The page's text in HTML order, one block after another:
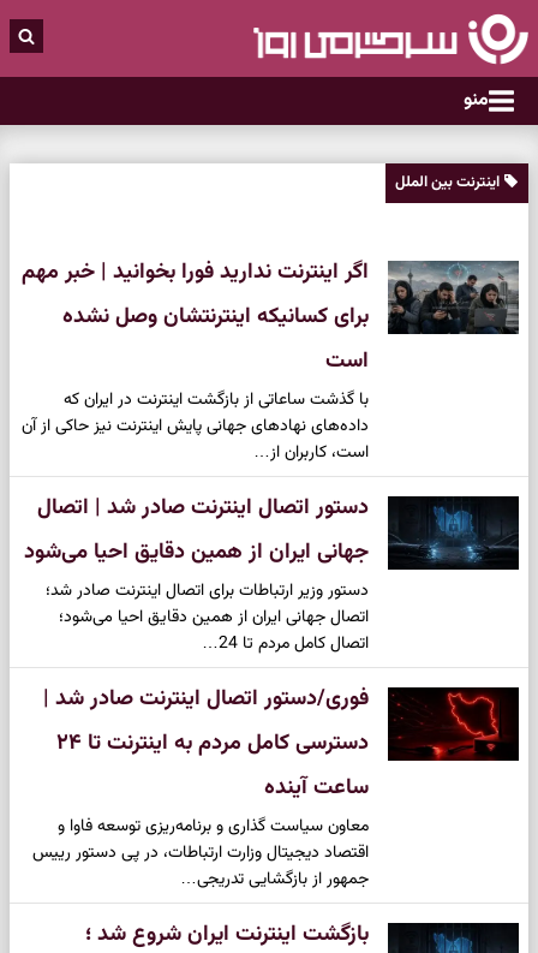
منو
اینترنت بین الملل
اگر اینترنت ندارید فورا بخوانید | خبر مهم
برای کسانیکه اینترنتشان وصل نشده
است
با گذشت ساعاتی از بازگشت اینترنت در ایران که
داده‌های نهاد‌های جهانی پایش اینترنت نیز حاکی از آن
است، کاربران از…
دستور اتصال اینترنت صادر شد | اتصال
جهانی ایران از همین دقایق احیا می‌شود
دستور وزیر ارتباطات برای اتصال اینترنت صادر شد؛
اتصال جهانی ایران از همین دقایق احیا می‌شود؛
اتصال کامل مردم تا 24…
فوری/دستور اتصال اینترنت صادر شد |
دسترسی کامل مردم به اینترنت تا ۲۴
ساعت آینده
معاون سیاست گذاری و برنامه‌ریزی توسعه فاوا و
اقتصاد دیجیتال وزارت ارتباطات، در پی دستور رییس
جمهور از بازگشایی تدریجی…
بازگشت اینترنت ایران شروع شد ؛